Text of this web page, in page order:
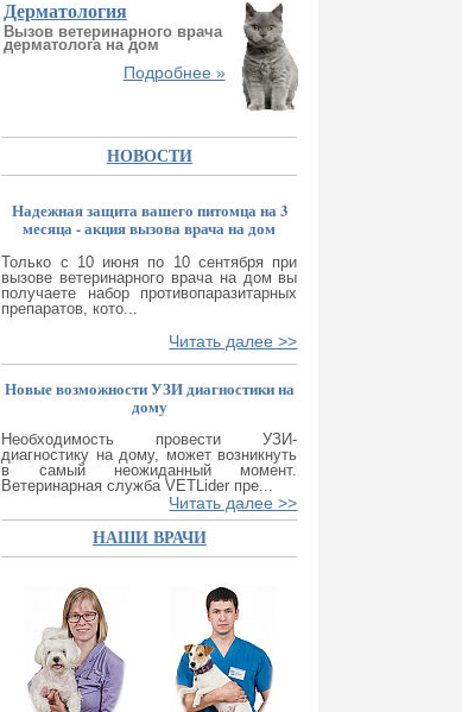
Дерматология
Вызов ветеринарного врача
дерматолога на дом
Подробнее »
НОВОСТИ
Надежная защита вашего питомца на 3
месяца - акция вызова врача на дом
Только с 10 июня по 10 сентября при
вызове ветеринарного врача на дом вы
получаете набор противопаразитарных
препаратов, кото...
Читать далее >>
Новые возможности УЗИ диагностики на
дому
Необходимость провести УЗИ-
диагностику на дому, может возникнуть
в самый неожиданный момент.
Ветеринарная служба VETLider пре...
Читать далее >>
НАШИ ВРАЧИ